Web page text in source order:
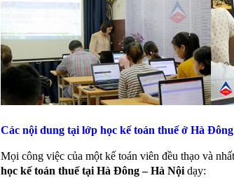
Các nội dung tại lớp học kế toán thuế ở Hà
Mọi công việc của một kế toán viên đều thạo và
học kế toán thuế tại Hà Đông – Hà Nội dạy: